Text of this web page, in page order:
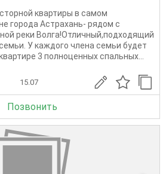
квартиры в самом
города Астрахань- рядом с
реки Волга!Отличный,подходящий
У каждого члена семьи будет
3 полноценных спальных...
15.07
Позвонить